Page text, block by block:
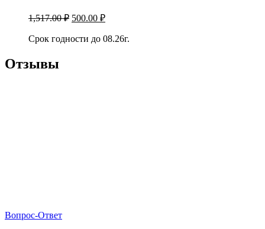
1,517.00₽ 500.00 ₽
Срок годности до 08.26г.
Отзывы
Вопрос-Ответ